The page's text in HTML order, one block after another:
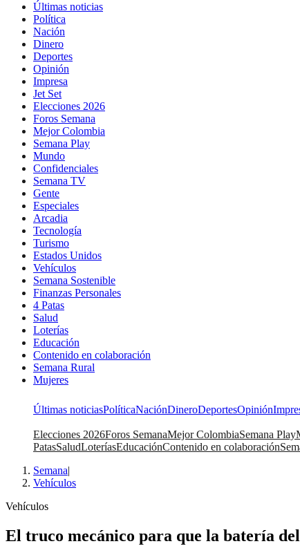
Últimas noticias
Política
Nación
Dinero
Deportes
Opinión
Impresa
Jet Set
Elecciones 2026
Foros Semana
Mejor Colombia
Semana Play
Mundo
Confidenciales
Semana TV
Gente
Especiales
Arcadia
Tecnología
Turismo
Estados Unidos
Vehículos
Semana Sostenible
Finanzas Personales
4 Patas
Salud
Loterías
Educación
Contenido en colaboración
Semana Rural
Mujeres
Últimas noticiasPolíticaNaciónDineroDeportesOpinión
Elecciones 2026Foros SemanaMejor ColombiaSemana Play
PatasSaludLoteríasEducaciónContenido en colaboración
Semana|
Vehículos
Vehículos
El truco mecánico para que la batería